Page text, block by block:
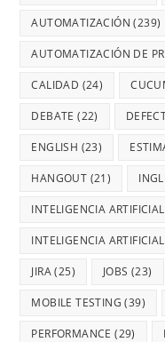
AUTOMATIZACIÓN (239)
AUTOMATIZACIÓN DE
CALIDAD (24)
DEBATE (22)
ENGLISH (23)
HANGOUT (21)
INTELIGENCIA ARTIFICIAL
INTELIGENCIA
JIRA(25) JOBS (23)
MOBILE TESTING (39)
PERFORMANCE (29)